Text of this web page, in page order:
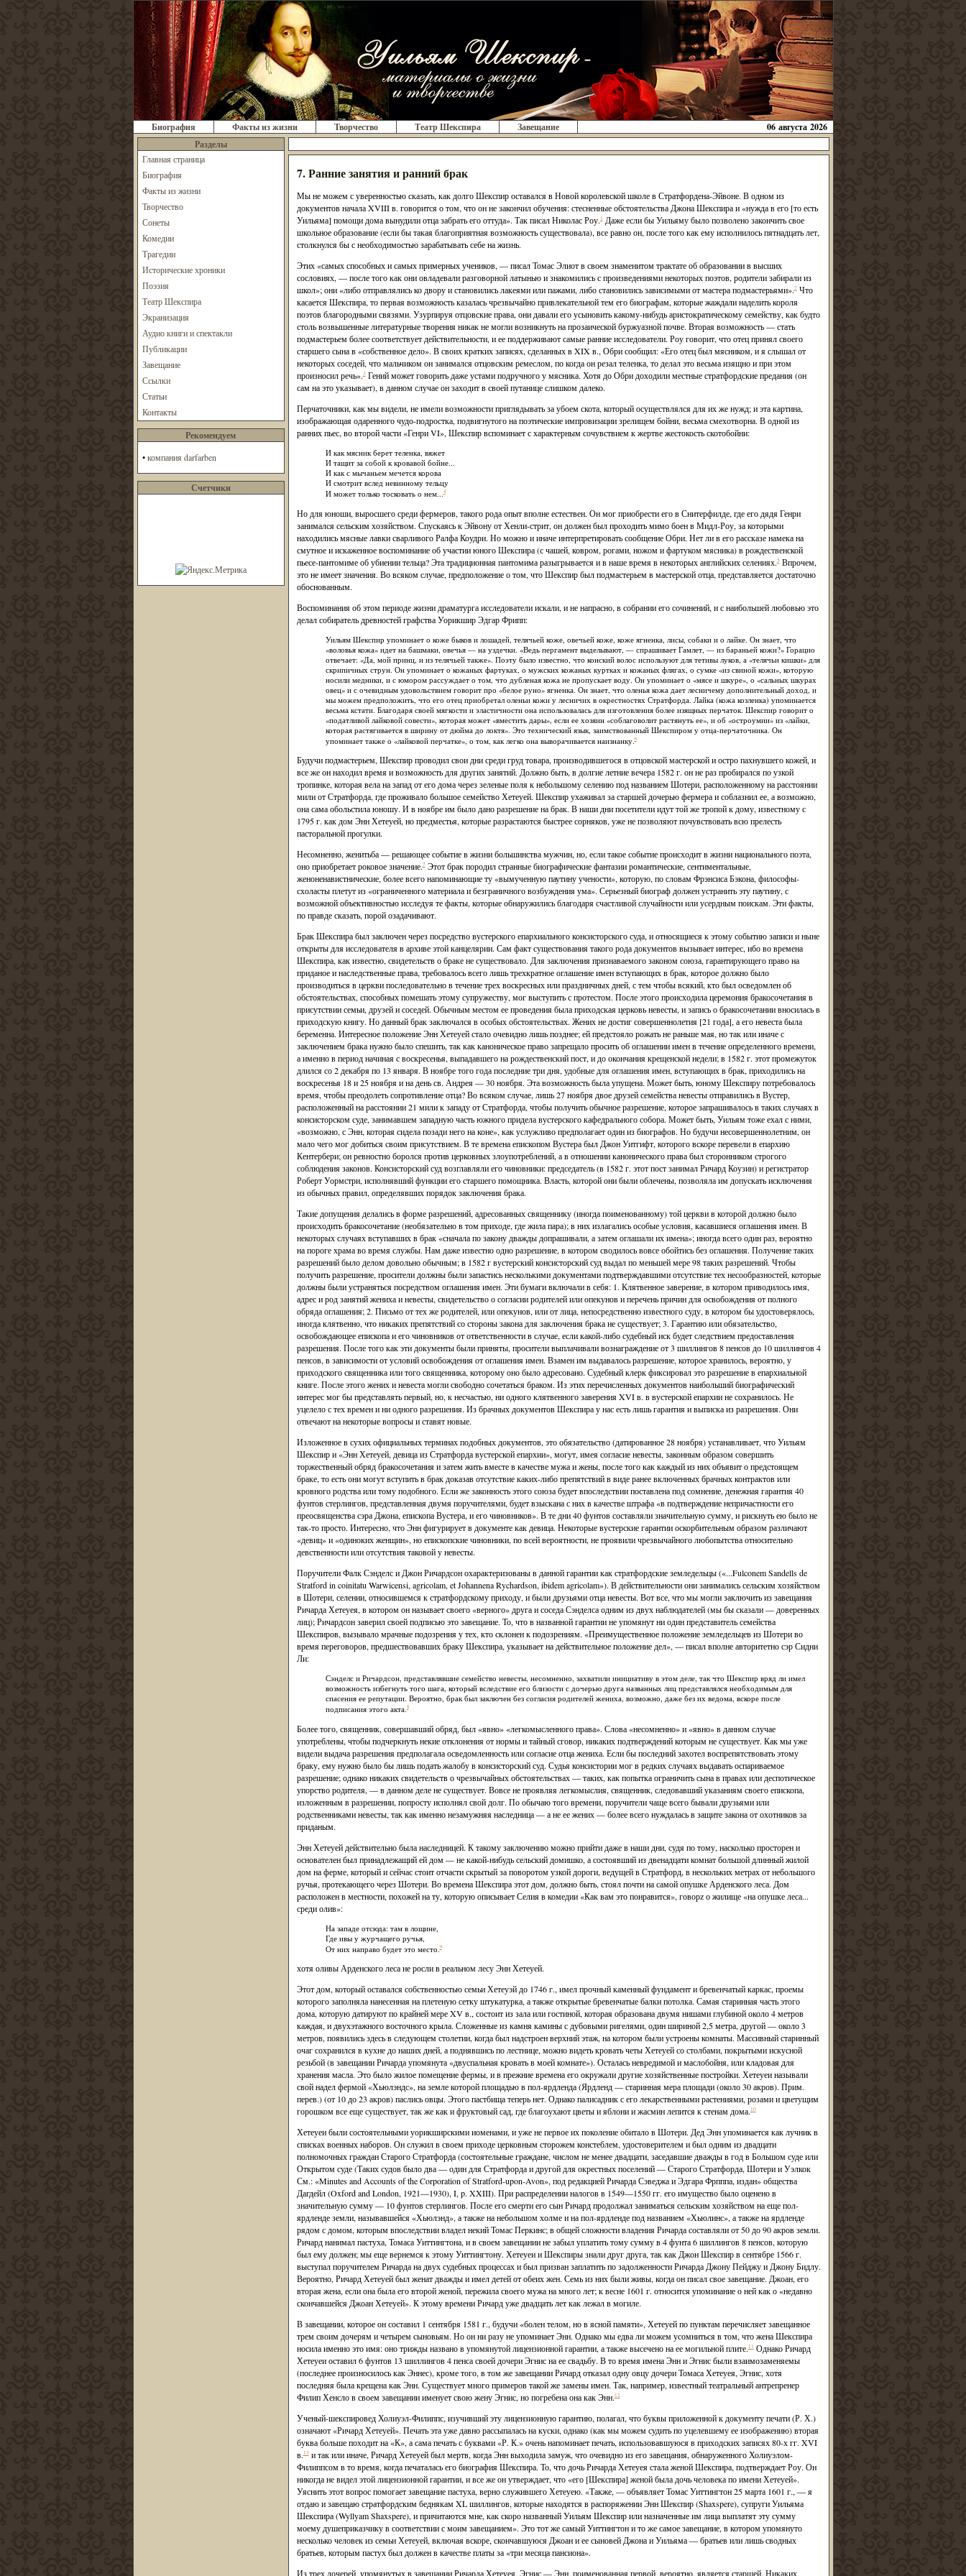
Биография Факты из жизни Творчество Театр Шекспира Завещание
06 августа 2026
Разделы
Главная страница
Биография
Факты из жизни
Творчество
Сонеты
Комедии
Трагедии
Исторические хроники
Поэзия
Театр Шекспира
Экранизация
Аудио книги и спектакли
Публикации
Завещание
Ссылки
Статьи
Контакты
Рекомендуем
•компания darfarben
Счетчики
7. Ранние занятия и ранний брак
Мы не можем с уверенностью сказать, как долго Шекспир оставался в Новой королевской школе в Стратфордена-Эйвоне. В одном из
документов начала XVIII в. говорится о том, что он не закончил обучения: стесненные обстоятельства Джона Шекспира и «нужда в его [то есть
Уильяма] помощи дома вынудили отца забрать его оттуда». Так писал Николас Роу.1Даже если бы Уильяму было позволено закончить свое
школьное образование (если бы такая благоприятная возможность существовала), все равно он, после того как ему исполнилось пятнадцать лет,
столкнулся бы с необходимостью зарабатывать себе на жизнь.
Этих «самых способных и самых примерных учеников, — писал Томас Элиот в своем знаменитом трактате об образовании в высших
сословиях, — после того как они овладевали разговорной латынью и знакомились с произведениями некоторых поэтов, родители забирали из
школ»; они «либо отправлялись ко двору и становились лакеями или пажами, либо становились зависимыми от мастера подмастерьями».2Что
касается Шекспира, то первая возможность казалась чрезвычайно привлекательной тем его биографам, которые жаждали наделить короля
поэтов благородными связями. Узурпируя отцовские права, они давали его усыновить какому-нибудь аристократическому семейству, как будто
столь возвышенные литературные творения никак не могли возникнуть на прозаической буржуазной почве. Вторая возможность — стать
подмастерьем более соответствует действительности, и ее поддерживают самые ранние исследователи. Роу говорит, что отец принял своего
старшего сына в «собственное дело». В своих кратких записях, сделанных в XIX в., Обри сообщил: «Его отец был мясником, и я слышал от
некоторых соседей, что мальчиком он занимался отцовским ремеслом, по когда он резал теленка, то делал это весьма изящно и при этом
произносил речь».3Гений может говорить даже устами подручного у мясника. Хотя до Обри доходили местные стратфордские предания (он
сам на это указывает), в данном случае он заходит в своей путанице слишком далеко.
Перчаточники, как мы видели, не имели возможности приглядывать за убоем скота, который осуществлялся для их же нужд; и эта картина,
изображающая одаренного чудо-подростка, подвигнутого на поэтические импровизации зрелищем бойни, весьма смехотворна. В одной из
ранних пьес, во второй части «Генри VI», Шекспир вспоминает с характерным сочувствием к жертве жестокость скотобойни:
И как мясник берет теленка, вяжет
И тащит за собой к кровавой бойне...
И как с мычаньем мечется корова
И смотрит вслед невинному тельцу
И может только тосковать о нем...4
Но для юноши, выросшего среди фермеров, такого рода опыт вполне естествен. Он мог приобрести его в Снитерфилде, где его дядя Генри
занимался сельским хозяйством. Спускаясь к Эйвону от Хенли-стрит, он должен был проходить мимо боен в Мидл-Роу, за которыми
находились мясные лавки сварливого Ралфа Коудри. Но можно и иначе интерпретировать сообщение Обри. Нет ли в его рассказе намека на
смутное и искаженное воспоминание об участии юного Шекспира (с чашей, ковром, рогами, ножом и фартуком мясника) в рождественской
пьесе-пантомиме об убиении тельца? Эта традиционная пантомима разыгрывается и в наше время в некоторых английских селениях.5Впрочем,
это не имеет значения. Во всяком случае, предположение о том, что Шекспир был подмастерьем в мастерской отца, представляется достаточно
обоснованным.
Воспоминания об этом периоде жизни драматурга исследователи искали, и не напрасно, в собрании его сочинений, и с наибольшей любовью это
делал собиратель древностей графства Уорикшир Эдгар Фрипп:
Уильям Шекспир упоминает о коже быков и лошадей, телячьей коже, овечьей коже, коже ягненка, лисы, собаки и о лайке. Он знает, что
«воловья кожа» идет на башмаки, овечья — на уздечки. «Ведь пергамент выделывают, — спрашивает Гамлет, — из бараньей кожи?» Горацио
отвечает: «Да, мой принц, и из телячьей также». Поэту было известно, что конский волос используют для тетивы луков, а «телячьи кишки» для
скрипичных струн. Он упоминает о кожаных фартуках, о мужских кожаных куртках и кожаных флягах, о сумке «из свиной кожи», которую
носили медники, и с юмором рассуждает о том, что дубленая кожа не пропускает воду. Он упоминает о «мясе и шкуре», о «сальных шкурах
овец» и с очевидным удовольствием говорит про «белое руно» ягненка. Он знает, что оленья кожа дает лесничему дополнительный доход, и
мы можем предположить, что его отец приобретал оленьи кожи у лесничих в окрестностях Стратфорда. Лайка (кожа козленка) упоминается
весьма кстати. Благодаря своей мягкости и эластичности она использовалась для изготовления более изящных перчаток. Шекспир говорит о
«податливой лайковой совести», которая может «вместить дары», если ее хозяин «соблаговолит растянуть ее», и об «остроумии» из «лайки,
которая растягивается в ширину от дюйма до локтя». Это технический язык, заимствованный Шекспиром у отца-перчаточника. Он
упоминает также о «лайковой перчатке», о том, как легко она выворачивается наизнанку.6
Будучи подмастерьем, Шекспир проводил свои дни среди груд товара, производившегося в отцовской мастерской и остро пахнувшего кожей, и
все же он находил время и возможность для других занятий. Должно быть, в долгие летние вечера 1582 г. он не раз пробирался по узкой
тропинке, которая вела на запад от его дома через зеленые поля к небольшому селению под названием Шотери, расположенному на расстоянии
мили от Стратфорда, где проживало большое семейство Хетеуей. Шекспир ухаживал за старшей дочерью фермера и соблазнил ее, а возможно,
она сама обольстила юношу. И в ноябре им было дано разрешение на брак. В наши дни посетители идут той же тропой к дому, известному с
1795 г. как дом Энн Хетеуей, но предместья, которые разрастаются быстрее сорняков, уже не позволяют почувствовать всю прелесть
пасторальной прогулки.
Несомненно, женитьба — решающее событие в жизни большинства мужчин, но, если такое событие происходит в жизни национального поэта,
оно приобретает роковое значение.7Этот брак породил странные биографические фантазии романтические, сентиментальные,
женоненавистнические, более всего напоминающие ту «вымученную паутину учености», которую, по словам Фрэнсиса Бэкона, философы-
схоласты плетут из «ограниченного материала и безграничного возбуждения ума». Серьезный биограф должен устранить эту паутину, с
возможной объективностью исследуя те факты, которые обнаружились благодаря счастливой случайности или усердным поискам. Эти факты,
по правде сказать, порой озадачивают.
Брак Шекспира был заключен через посредство вустерского епархиального консисторского суда, и относящиеся к этому событию записи и ныне
открыты для исследователя в архиве этой канцелярии. Сам факт существования такого рода документов вызывает интерес, ибо во времена
Шекспира, как известно, свидетельств о браке не существовало. Для заключения признаваемого законом союза, гарантирующего право на
приданое и наследственные права, требовалось всего лишь трехкратное оглашение имен вступающих в брак, которое должно было
производиться в церкви последовательно в течение трех воскресных или праздничных дней, с тем чтобы всякий, кто был осведомлен об
обстоятельствах, способных помешать этому супружеству, мог выступить с протестом. После этого происходила церемония бракосочетания в
присутствии семьи, друзей и соседей. Обычным местом ее проведения была приходская церковь невесты, и запись о бракосочетании вносилась в
приходскую книгу. Но данный брак заключался в особых обстоятельствах. Жених не достиг совершеннолетия [21 года], а его невеста была
беременна. Интересное положение Энн Хетеуей стало очевидно лишь позднее; ей предстояло рожать не раньше мая, но так или иначе с
заключением брака нужно было спешить, так как каноническое право запрещало просить об оглашении имен в течение определенного времени,
а именно в период начиная с воскресенья, выпадавшего на рождественский пост, и до окончания крещенской недели; в 1582 г. этот промежуток
длился со 2 декабря по 13 января. В ноябре того года последние три дня, удобные для оглашения имен, вступающих в брак, приходились на
воскресенья 18 и 25 ноября и на день св. Андрея — 30 ноября. Эта возможность была упущена. Может быть, юному Шекспиру потребовалось
время, чтобы преодолеть сопротивление отца? Во всяком случае, лишь 27 ноября двое друзей семейства невесты отправились в Вустер,
расположенный на расстоянии 21 мили к западу от Стратфорда, чтобы получить обычное разрешение, которое запрашивалось в таких случаях в
консисторском суде, занимавшем западную часть южного придела вустерского кафедрального собора. Может быть, Уильям тоже ехал с ними,
«возможно, с Энн, которая сидела позади него на коне», как услужливо предполагает один из биографов. Но будучи несовершеннолетним, он
мало чего мог добиться своим присутствием. В те времена епископом Вустера был Джон Уитгифт, которого вскоре перевели в епархию
Кентербери; он ревностно боролся против церковных злоупотреблений, а в отношении канонического права был сторонником строгого
соблюдения законов. Консисторский суд возглавляли его чиновники: председатель (в 1582 г. этот пост занимал Ричард Коузин) и регистратор
Роберт Уормстри, исполнявший функции его старшего помощника. Власть, которой они были облечены, позволяла им допускать исключения
из обычных правил, определявших порядок заключения брака.
Такие допущения делались в форме разрешений, адресованных священнику (иногда поименованному) той церкви в которой должно было
происходить бракосочетание (необязательно в том приходе, где жила пара); в них излагались особые условия, касавшиеся оглашения имен. В
некоторых случаях вступавших в брак «сначала по закону дважды допрашивали, а затем оглашали их имена»; иногда всего один раз, вероятно
на пороге храма во время службы. Нам даже известно одно разрешение, в котором сводилось вовсе обойтись без оглашения. Получение таких
разрешений было делом довольно обычным; в 1582 г вустерский консисторский суд выдал по меньшей мере 98 таких разрешений. Чтобы
получить разрешение, просители должны были запастись несколькими документами подтверждавшими отсутствие тех несообразностей, которые
должны были устраняться посредством оглашения имен. Эти бумаги включали в себя: 1. Клятвенное заверение, в котором приводилось имя,
адрес и род занятий жениха и невесты, свидетельство о согласии родителей или опекунов и перечень причин для освобождения от полного
обряда оглашения; 2. Письмо от тех же родителей, или опекунов, или от лица, непосредственно известного суду, в котором бы удостоверялось,
иногда клятвенно, что никаких препятствий со стороны закона для заключения брака не существует; 3. Гарантию или обязательство,
освобождающее епископа и его чиновников от ответственности в случае, если какой-либо судебный иск будет следствием предоставления
разрешения. После того как эти документы были приняты, просители выплачивали вознаграждение от 3 шиллингов 8 пенсов до 10 шиллингов 4
пенсов, в зависимости от условий освобождения от оглашения имен. Взамен им выдавалось разрешение, которое хранилось, вероятно, у
приходского священника или того священника, которому оно было адресовано. Судебный клерк фиксировал это разрешение в епархиальной
книге. После этого жених и невеста могли свободно сочетаться браком. Из этих перечисленных документов наибольший биографический
интерес мог бы представлять первый, но, к несчастью, ни одного клятвенного заверения XVI в. в вустерской епархии не сохранилось. Не
уцелело с тех времен и ни одного разрешения. Из брачных документов Шекспира у нас есть лишь гарантия и выписка из разрешения. Они
отвечают на некоторые вопросы и ставят новые.
Изложенное в сухих официальных терминах подобных документов, это обязательство (датированное 28 ноября) устанавливает, что Уильям
Шекспир и «Энн Хетеуей, девица из Стратфорда вустерской епархии», могут, имея согласие невесты, законным образом совершить
торжественный обряд бракосочетания и затем жить вместе в качестве мужа и жены, после того как каждый из них объявит о предстоящем
браке, то есть они могут вступить в брак доказав отсутствие каких-либо препятствий в виде ранее включенных брачных контрактов или
кровного родства или тому подобного. Если же законность этого союза будет впоследствии поставлена под сомнение, денежная гарантия 40
фунтов стерлингов, представленная двумя поручителями, будет взыскана с них в качестве штрафа «в подтверждение непричастности его
преосвященства сэра Джона, епископа Вустера, и его чиновников». В те дни 40 фунтов составляли значительную сумму, и рискнуть ею было не
так-то просто. Интересно, что Энн фигурирует в документе как девица. Некоторые вустерские гарантии оскорбительным образом различают
«девиц» и «одиноких женщин», но епископские чиновники, по всей вероятности, не проявили чрезвычайного любопытства относительно
девственности или отсутствия таковой у невесты.
Поручители Фалк Сэнделс и Джон Ричардсон охарактеризованы в данной гарантии как стратфордские земледельцы («...Fulconem Sandells de
Stratford in coinitatu Warwicensi, agricolam, et Johannena Rychardson, ibidem agricolam»). В действительности они занимались сельским хозяйством
в Шотери, селении, относившемся к стратфордскому приходу, и были друзьями отца невесты. Вот все, что мы могли заключить из завещания
Ричарда Хетеуея, в котором он называет своего «верного» друга и соседа Сэнделса одним из двух наблюдателей (мы бы сказали — доверенных
лиц); Ричардсон заверил своей подписью это завещание. То, что в названной гарантии не упомянут ни один представитель семейства
Шекспиров, вызывало мрачные подозрения у тех, кто склонен к подозрениям. «Преимущественное положение земледельцев из Шотери во
время переговоров, предшествовавших браку Шекспира, указывает на действительное положение дел», — писал вполне авторитетно сэр Сидни
Ли:
Сэнделс и Ричардсон, представлявшие семейство невесты, несомненно, захватили инициативу в этом деле, так что Шекспир вряд ли имел
возможность избегнуть того шага, который вследствие его близости с дочерью друга названных лиц представлялся необходимым для
спасения ее репутации. Вероятно, брак был заключен без согласия родителей жениха, возможно, даже без их ведома, вскоре после
подписания этого акта.8
Более того, священник, совершавший обряд, был «явно» «легкомысленного права». Слова «несомненно» и «явно» в данном случае
употреблены, чтобы подчеркнуть некие отклонения от нормы и тайный сговор, никаких подтверждений которым не существует. Как мы уже
видели выдача разрешения предполагала осведомленность или согласие отца жениха. Если бы последний захотел воспрепятствовать этому
браку, ему нужно было бы лишь подать жалобу в консисторский суд. Судья консистории мог в редких случаях выдавать оспариваемое
разрешение; однако никаких свидетельств о чрезвычайных обстоятельствах — таких, как попытка ограничить сына в правах или деспотическое
упорство родителя, — в данном деле не существует. Вовсе не проявляя легкомыслия, священник, следовавший указаниям своего епископа,
изложенным в разрешении, попросту исполнял свой долг. По обычаю того времени, поручители чаще всего бывали друзьями или
родственниками невесты, так как именно незамужняя наследница — а не ее жених — более всего нуждалась в защите закона от охотников за
приданым.
Энн Хетеуей действительно была наследницей. К такому заключению можно прийти даже в наши дни, судя по тому, насколько просторен и
основателен был принадлежащий ей дом — не какой-нибудь сельский домишко, а состоявший из двенадцати комнат большой длинный жилой
дом на ферме, который и сейчас стоит отчасти скрытый за поворотом узкой дороги, ведущей в Стратфорд, в нескольких метрах от небольшого
ручья, протекающего через Шотери. Во времена Шекспира этот дом, должно быть, стоял почти на самой опушке Арденского леса. Дом
расположен в местности, похожей на ту, которую описывает Селия в комедии «Как вам это понравится», говорz о жилище «на опушке леса...
среди олив»:
На западе отсюда: там в лощине,
Где ивы у журчащего ручья,
От них направо будет это место.9
хотя оливы Арденского леса не росли в реальном лесу Энн Хетеуей.
Этот дом, который оставался собственностью семьи Хетеуэй до 1746 г., имел прочный каменный фундамент и бревенчатый каркас, проемы
которого заполняла нанесенная на плетеную сетку штукатурка, а также открытые бревенчатые балки потолка. Самая старинная часть этого
дома, которую датируют по крайней мере XV в., состоит из зала или гостиной, которая образована двумя нишами глубиной около 4 метров
каждая, и двухэтажного восточного крыла. Сложенные из камня камины с дубовыми ригелями, один шириной 2,5 метра, другой — около 3
метров, появились здесь в следующем столетии, когда был надстроен верхний этаж, на котором были устроены комнаты. Массивный старинный
очаг сохранился в кухне до наших дней, а поднявшись по лестнице, можно видеть кровать четы Хетеуей со столбами, покрытыми искусной
резьбой (в завещании Ричарда упомянута «двуспальная кровать в моей комнате»). Осталась невредимой и маслобойня, или кладовая для
хранения масла. Это было жилое помещение фермы, и в прежние времена его окружали другие хозяйственные постройки. Хетеуеи называли
свой надел фермой «Хьюлэндс», на земле которой площадью в пол-ярдленда (Ярдленд — старинная мера площади (около 30 акров). Прим.
перев.) (от 10 до 23 акров) паслись овцы. Этого пастбища теперь нет. Однако палисадник с его лекарственными растениями, розами и цветущим
горошком все еще существует, так же как и фруктовый сад, где благоухают цветы и яблони и жасмин лепится к стенам дома.10
Хетеуеи были состоятельными уорикширскими иоменами, и уже не первое их поколение обитало в Шотери. Дед Энн упоминается как лучник в
списках военных наборов. Он служил в своем приходе церковным сторожем констеблем, удостоверителем и был одним из двадцати
полномочных граждан Старого Стратфорда (состоятельные граждане, числом не менее двадцати, заседавшие дважды в год в Большом суде или
Открытом суде (Таких судов было два — один для Стратфорда и другой для окрестных поселений — Старого Стратфорда, Шотери и Уэлкок
См.: «Minutes and Accounts of the Corporation of Stratford-upon-Avon», под редакцией Ричарда Сэведжа и Эдгара Фрпппа, издан» общества
Дагдейл (Oxford and London, 1921—1930), I, p. XXIII). При распределении налогов в 1549—1550 гг. его имущество было оценено в
значительную сумму — 10 фунтов стерлингов. После его смерти его сын Ричард продолжал заниматься сельским хозяйством на еще пол-
ярдленде земли, называвшейся «Хьюлэнд», а также на небольшом холме и на пол-ярдленде под названием «Хьюлинс», а также на ярдленде
рядом с домом, которым впоследствии владел некий Томас Перкинс; в общей сложности владения Ричарда составляли от 50 до 90 акров земли.
Ричард нанимал пастуха, Томаса Уиттингтона, и в своем завещании не забыл уплатить тому сумму в 4 фунта 6 шиллингов 8 пенсов, которую
был ему должен; мы еще вернемся к этому Уиттингтону. Хетеуеи и Шекспиры знали друг друга, так как Джон Шекспир в сентябре 1566 г.
выступал поручителем Ричарда на двух судебных процессах и был призван заплатить по задолженности Ричарда Джону Пейджу и Джону Бидлу.
Вероятно, Ричард Хетеуей был женат дважды и имел детей от обеих жен. Семь из них были живы, когда он писал свое завещание. Джоан, его
вторая жена, если она была его второй женой, пережила своего мужа на много лет; к весне 1601 г. относится упоминание о ней как о «недавно
скончавшейся Джоан Хетеуей». К этому времени Ричард уже двадцать лет как лежал в могиле.
В завещании, которое он составил 1 сентября 1581 г., будучи «болен телом, но в ясной памяти», Хетеуей по пунктам перечисляет завещанное
трем своим дочерям и четырем сыновьям. Но он ни разу не упоминает Энн. Однако мы едва ли можем усомниться в том, что жена Шекспира
носила именно это имя: оно трижды названо в упомянутой лицензионной гарантии, а также высечено на ее могильной плите.11Однако Ричард
Хетеуеи оставил 6 фунтов 13 шиллингов 4 пенса своей дочери Эгнис на ее свадьбу. В то время имена Энн и Эгнис были взаимозаменяемы
(последнее произносилось как Эннес), кроме того, в том же завещании Ричард отказал одну овцу дочери Томаса Хетеуея, Эгнис, хотя
последняя была крещена как Энн. Существует много примеров такой же замены имен. Так, например, известный театральный антрепренер
Филип Хенсло в своем завещании именует свою жену Эгнис, но погребена она как Энн.12
Ученый-шекспировед Холиуэл-Филиппс, изучивший эту лицензионную гарантию, полагал, что буквы приложенной к документу печати (Р. Х.)
означают «Ричард Хетеуей». Печать эта уже давно рассыпалась на куски, однако (как мы можем судить по уцелевшему ее изображению) вторая
буква больше походит на «К», а сама печать с буквами «Р. К.» очень напоминает печать, использовавшуюся в приходских записях 80-х гг. XVI
в.13и так или иначе, Ричард Хетеуей был мертв, когда Энн выходила замуж, что очевидно из его завещания, обнаруженного Холиуэлом-
Филиппсом в то время, когда печаталась его биография Шекспира. То, что дочь Ричарда Хетеуея стала женой Шекспира, подтверждает Роу. Он
никогда не видел этой лицензионной гарантии, и все же он утверждает, что «его [Шекспира] женой была дочь человека по имени Хетеуей».
Уяснить этот вопрос помогает завещание пастуха, верно служившего Хетеуею. «Также, — объявляет Томас Уиттингтон 25 марта 1601 г., — я
отдаю и завещаю стратфордским беднякам XL шиллингов, которые находятся в распоряжении Энн Шекспир (Shaxspere), супруги Уильяма
Шекспира (Wyllyam Shaxspere), и причитаются мне, как скоро названный Уильям Шекспир или назначенные им лица выплатят эту сумму
моему душеприказчику в соответствии с моим завещанием». Это тот же самый Уиттингтон и то же самое завещание, в котором упомянуто
несколько человек из семьи Хетеуей, включая вскоре, скончавшуюся Джоан и ее сыновей Джона и Уильяма — братьев или лишь сводных
братьев, которым пастух был должен в качестве платы за «три месяца пансиона».
Из трех дочерей, упомянутых в завещании Ричарда Хетеуея, Эгнис — Энн, поименованная первой, вероятно, является старшей. Никаких